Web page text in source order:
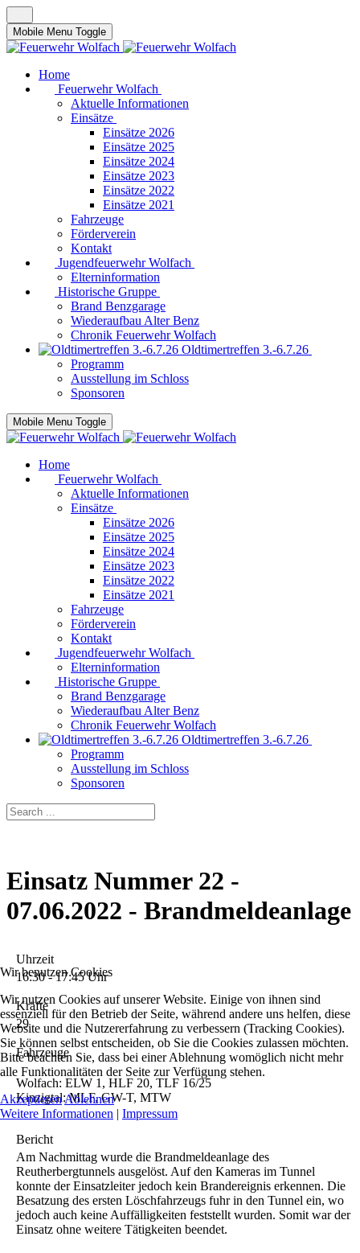
Mobile Menu Toggle
Home
Feuerwehr Wolfach
Aktuelle Informationen
Einsätze
Einsätze 2026
Einsätze 2025
Einsätze 2024
Einsätze 2023
Einsätze 2022
Einsätze 2021
Fahrzeuge
Förderverein
Kontakt
Jugendfeuerwehr Wolfach
Elterninformation
Historische Gruppe
Brand Benzgarage
Wiederaufbau Alter Benz
Chronik Feuerwehr Wolfach
Oldtimertreffen 3.-6.7.26
Programm
Ausstellung im Schloss
Sponsoren
Mobile Menu Toggle
Home
Feuerwehr Wolfach
Aktuelle Informationen
Einsätze
Einsätze 2026
Einsätze 2025
Einsätze 2024
Einsätze 2023
Einsätze 2022
Einsätze 2021
Fahrzeuge
Förderverein
Kontakt
Jugendfeuerwehr Wolfach
Elterninformation
Historische Gruppe
Brand Benzgarage
Wiederaufbau Alter Benz
Chronik Feuerwehr Wolfach
Oldtimertreffen 3.-6.7.26
Programm
Ausstellung im Schloss
Sponsoren
Einsatz Nummer 22 -
07.06.2022 - Brandmeldeanlage
Uhrzeit
16:30 - 17:45 Uhr
Kräfte
29
Fahrzeuge
Wolfach: ELW 1, HLF 20, TLF 16/25
Kinzigtal: MLF, GW-T, MTW
Bericht
Am Nachmittag wurde die Brandmeldeanlage des
Reutherbergtunnels ausgelöst. Auf den Kameras im Tunnel
konnte der Einsatzleiter jedoch kein Brandereignis erkennen. Die
Besatzung des ersten Löschfahrzeugs fuhr in den Tunnel ein, wo
jedoch auch keine Auffälligkeiten feststellt wurden. Somit war der
Einsatz ohne weitere Tätigkeiten beendet.
Wir benutzen Cookies
Wir nutzen Cookies auf unserer Website. Einige von ihnen sind
essenziell für den Betrieb der Seite, während andere uns helfen, diese
Website und die Nutzererfahrung zu verbessern (Tracking Cookies).
Sie können selbst entscheiden, ob Sie die Cookies zulassen möchten.
Bitte beachten Sie, dass bei einer Ablehnung womöglich nicht mehr
alle Funktionalitäten der Seite zur Verfügung stehen.
AkzeptierenAblehnen
Weitere Informationen | Impressum